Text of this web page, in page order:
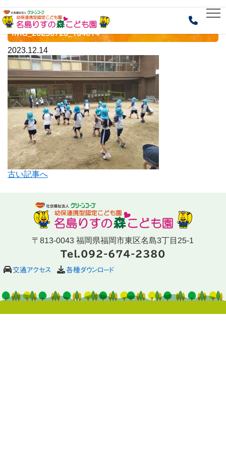
HOME> IMG_20230720_104014
IMG_20230720_104014
2023.12.14
古い記事へ
〒813-0043 福岡県福岡市東区名島3丁目25-1
Tel.092-674-2380
交通アクセス 各種ダウンロード